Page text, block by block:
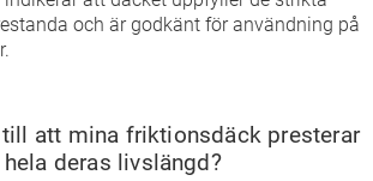
och är godkänt för användning på
att mina friktionsdäck presterar
deras livslängd?